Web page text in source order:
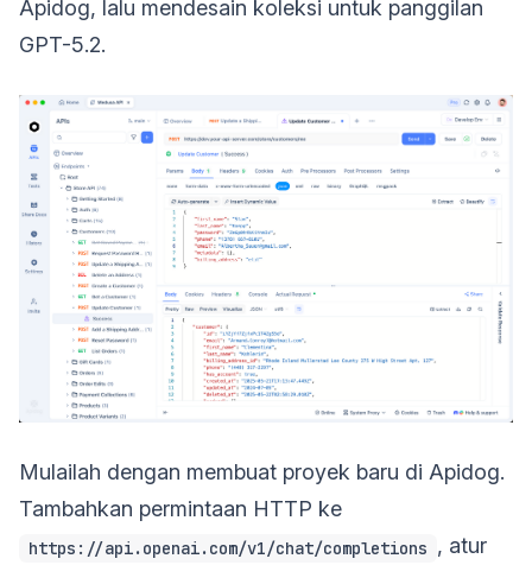
Apidog, lalu mendesain koleksi untuk panggilan
GPT-5.2.
Mulailah dengan membuat proyek baru di Apidog.
Tambahkan permintaan HTTP ke
https://api.openai.com/v1/chat/completions , atur